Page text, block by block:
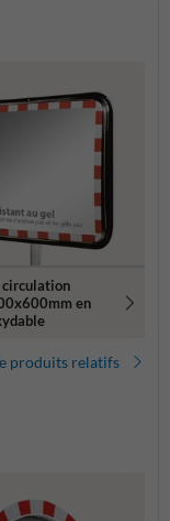
en
produits relatifs